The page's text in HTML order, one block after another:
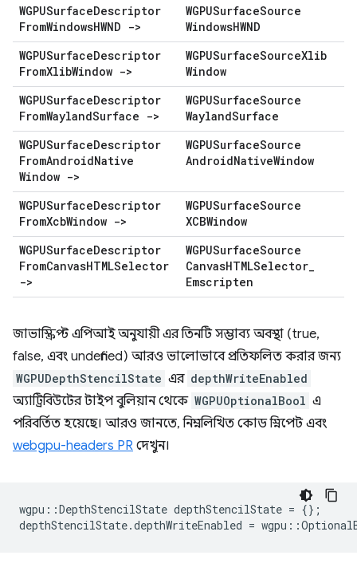
WGPUSurfaceDescriptor
FromWindowsHWND ->
WGPUSurfaceSource
WindowsHWND
WGPUSurfaceDescriptor
FromXlibWindow ->
WGPUSurfaceSourceXlib
Window
WGPUSurfaceDescriptor
FromWaylandSurface ->
WGPUSurfaceSource
WaylandSurface
WGPUSurfaceDescriptor
FromAndroidNative
Window ->
WGPUSurfaceSource
AndroidNativeWindow
WGPUSurfaceDescriptor
FromXcbWindow ->
WGPUSurfaceSource
XCBWindow
WGPUSurfaceDescriptor
FromCanvasHTMLSelector
->
WGPUSurfaceSource
CanvasHTMLSelector_
Emscripten
জাভাস্ক্রিপ্ট এপিআই অনুযায়ী এর তিনটি সম্ভাব্য অবস্থা (true,
false, এবং undefined) আরও ভালোভাবে প্রতিফলিত করার জন্য
WGPUDepthStencilState এর depthWriteEnabled
অ্যাট্রিবিউটের টাইপ বুলিয়ান থেকে WGPUOptionalBool এ
পরিবর্তিত হয়েছে। আরও জানতে, নিম্নলিখিত কোড স্নিপেট এবং
webgpu-headers PR দেখুন।
wgpu ::DepthStencilState depthStencilState = {};
depthStencilState.depthWriteEnabled = wgpu ::